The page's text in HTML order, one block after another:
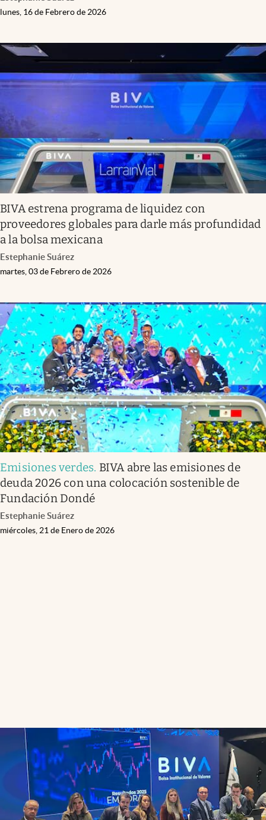
lunes, 16 de Febrero de 2026
BIVA estrena programa de liquidez con
proveedores globales para darle más profundidad
a la bolsa mexicana
Estephanie Suárez
martes, 03 de Febrero de 2026
Emisiones verdes. BIVA abre las emisiones de
deuda 2026 con una colocación sostenible de
Fundación Dondé
Estephanie Suárez
miércoles, 21 de Enero de 2026